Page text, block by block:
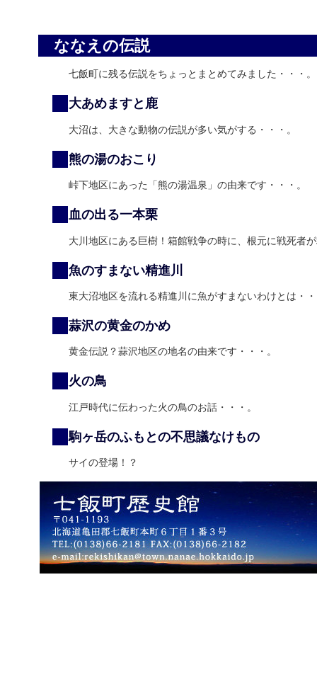
ななえの伝説
七飯町に残る伝説をちょっとまとめてみました・・・。
大あめますと鹿
大沼は、大きな動物の伝説が多い気がする・・・。
熊の湯のおこり
峠下地区にあった「熊の湯温泉」の由来です・・・。
血の出る一本栗
大川地区にある巨樹！箱館戦争の時に、根元に戦死者
魚のすまない精進川
東大沼地区を流れる精進川に魚がすまないわけとは・
蒜沢の黄金のかめ
黄金伝説？蒜沢地区の地名の由来です・・・。
火の鳥
江戸時代に伝わった火の鳥のお話・・・。
駒ヶ岳のふもとの不思議なけもの
サイの登場！？